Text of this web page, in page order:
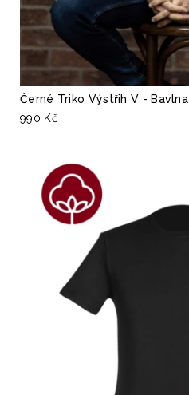
Černé Triko Výstřih V - Bavlna
990 Kč